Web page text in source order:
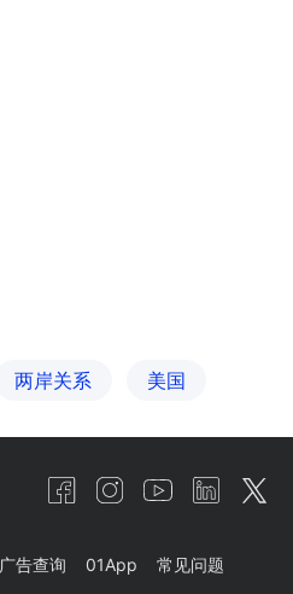
两岸关系 美国
广告查询 01App 常见问题